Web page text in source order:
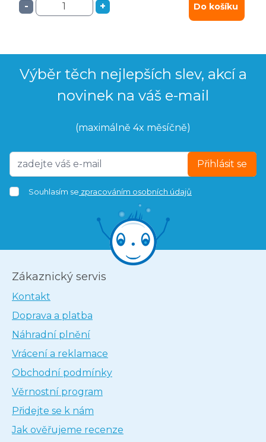
- + Do košíku
Výběr těch nejlepších slev, akcí a
novinek na váš e-mail
(maximálně 4x měsíčně)
Přihlásit se
Souhlasím se zpracováním osobních údajů
Zákaznický servis
Kontakt
Doprava a platba
Náhradní plnění
Vrácení a reklamace
Obchodní podmínky
Věrnostní program
Přidejte se k nám
Jak ověřujeme recenze